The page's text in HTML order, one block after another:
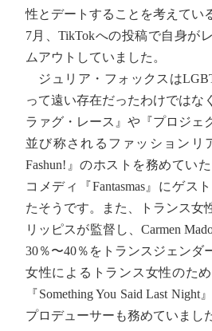
性とデートすることを考えてい
7月、TikTokへの投稿で自身が
ムアウトしていました。
ジュリア・フォックスは
って遠い存在だったわけではな
ラァグ・レース』や『プロジェ
並び称されるファッションリ
Fashun!』のホストを務めてい
コメディ『Fantasmas』にゲス
たそうです。また、トランス女
リッピスが監督し、Carmen
30％〜40％をトランスジェンダ
女性によるトランス女性のた
『Something You Said Last
プロデューサーも務めていまし